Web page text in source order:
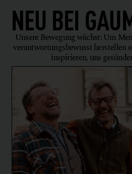
NEU BEI
Unsere Bewegung wächst: Um
verantwortungsbewusst herstellen
inspirieren, uns